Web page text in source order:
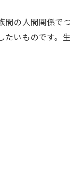
の人間関係
いものです